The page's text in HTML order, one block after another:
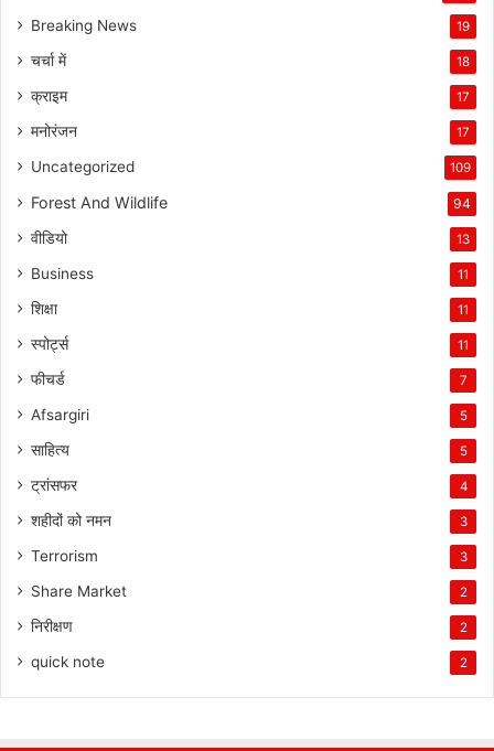
Breaking News 19
चर्चा में 18
क्राइम 17
मनोरंजन 17
Uncategorized 109
Forest And Wildlife 94
वीडियो 13
Business 11
शिक्षा 11
स्पोर्ट्स 11
फीचर्ड 7
Afsargiri 5
साहित्य 5
ट्रांसफर 4
शहीदों को नमन 3
Terrorism 3
Share Market 2
निरीक्षण 2
quick note 2